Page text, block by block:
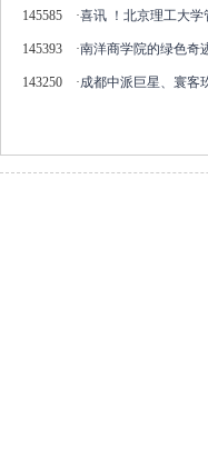
145585 ·喜讯 ！北京理工大学
145393 ·南洋商学院的绿色奇
143250 ·成都中派巨星、寰客